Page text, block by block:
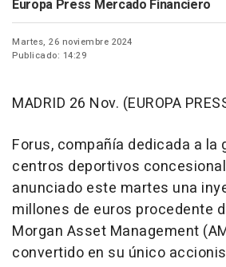
Europa Press Mercado Financiero
Martes, 26 noviembre 2024
Publicado: 14:29
MADRID 26 Nov. (EUROPA
Forus, compañía dedicada a la
centros deportivos
anunciado este martes una
millones de euros procedente
Morgan Asset Management
convertido en su único